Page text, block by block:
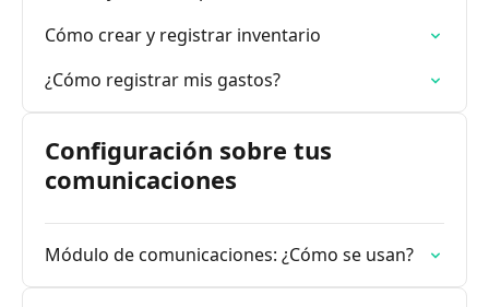
Cómo crear y registrar inventario
¿Cómo registrar mis gastos?
Configuración sobre tus
comunicaciones
Módulo de comunicaciones: ¿Cómo se usan?